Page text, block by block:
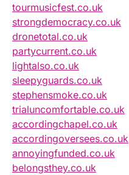
tourmusicfest.co.uk
strongdemocracy.co.uk
dronetotal.co.uk
partycurrent.co.uk
lightalso.co.uk
sleepyguards.co.uk
stephensmoke.co.uk
trialuncomfortable.co.uk
accordingchapel.co.uk
accordingoversees.co.uk
annoyingfunded.co.uk
belongsthey.co.uk